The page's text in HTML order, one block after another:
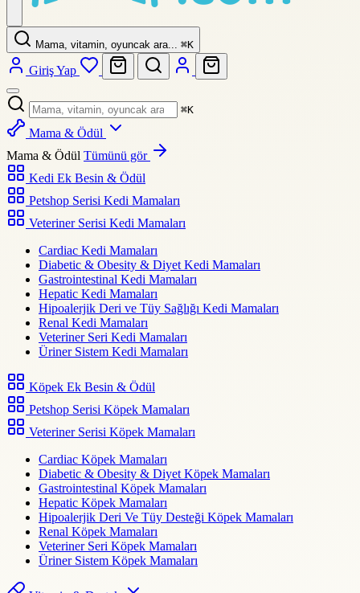
Mama, vitamin, oyuncak ara... ⌘K
Giriş Yap
⌘K
Mama & Ödül
Mama & Ödül Tümünü gör
Kedi Ek Besin & Ödül
Petshop Serisi Kedi Mamaları
Veteriner Serisi Kedi Mamaları
Cardiac Kedi Mamaları
Diabetic & Obesity & Diyet Kedi Mamaları
Gastrointestinal Kedi Mamaları
Hepatic Kedi Mamaları
Hipoalerjik Deri ve Tüy Sağlığı Kedi Mamaları
Renal Kedi Mamaları
Veteriner Seri Kedi Mamaları
Üriner Sistem Kedi Mamaları
Köpek Ek Besin & Ödül
Petshop Serisi Köpek Mamaları
Veteriner Serisi Köpek Mamaları
Cardiac Köpek Mamaları
Diabetic & Obesity & Diyet Köpek Mamaları
Gastrointestinal Köpek Mamaları
Hepatic Köpek Mamaları
Hipoalerjik Deri Ve Tüy Desteği Köpek Mamaları
Renal Köpek Mamaları
Veteriner Seri Köpek Mamaları
Üriner Sistem Köpek Mamaları